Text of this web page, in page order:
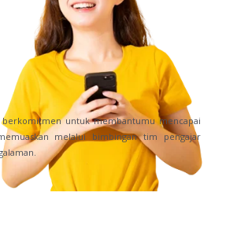
berkomitmen untuk membantumu mencapai
melalui bimbingan tim pengajar